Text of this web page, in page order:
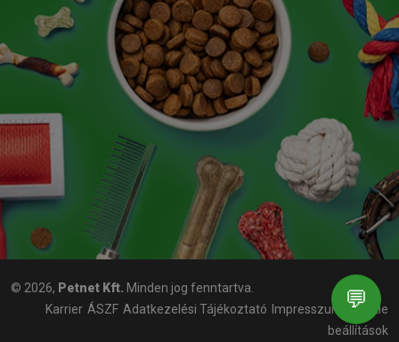
© 2026, Petnet Kft. Minden jog fenntartva.
Karrier ÁSZF Adatkezelési Tájékoztató Impresszum
Cookie
beállítások
💬